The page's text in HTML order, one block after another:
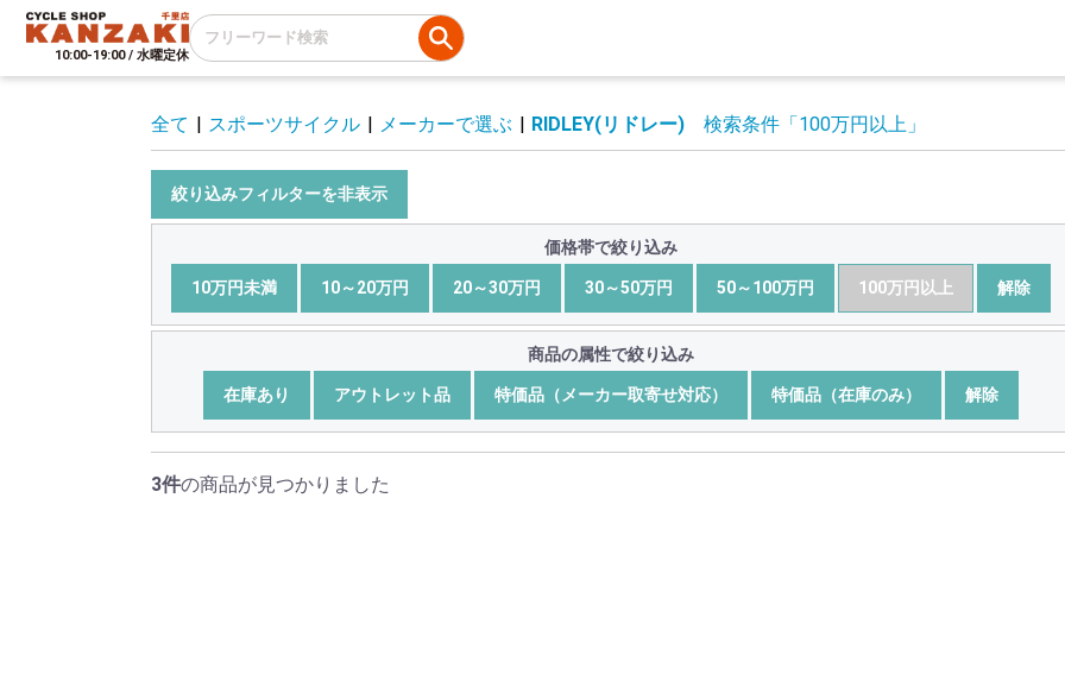
10:00-19:00 / 水曜定休
全て | スポーツサイクル | メーカーで選ぶ | RIDLEY(リドレー) 検索条件 「100万円以上」
絞り込みフィルターを非表示
価格帯で絞り込み
10万円未満 10～20万円 20～30万円 30～50万円 50～100万円 100万円以上 解除
商品の属性で絞り込み
在庫あり アウトレット品 特価品（メーカー取寄せ対応） 特価品（在庫のみ） 解除
3件の商品が見つかりました